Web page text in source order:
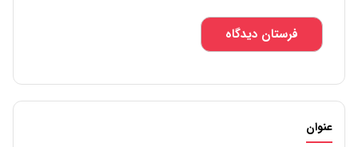
عنوان